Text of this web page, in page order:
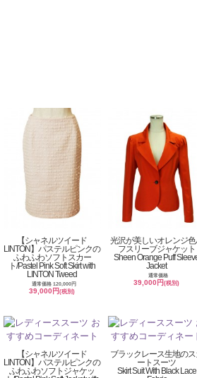
【シャネルツイード
LINTON】パステルピンクの
ふわふわソフトスカー
ト/Pastel Pink Soft Skirt with
LINTON Tweed
通常価格 120,000円
39,000円(税別)
光沢が美しいオレンジ色
フスリーブジャケット
Sheen Orange Puff
Jacket
通常価格
39,000円(税別)
【シャネルツイード
LINTON】パステルピンクの
ふわふわソフトジャケッ
ブラックレース生地のス
ートスーツ
Skirt Suit With Black Lace